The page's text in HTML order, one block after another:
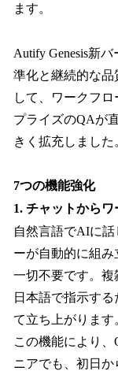
ます。
Autify Genesis新
準化と継続的な品
して、ワークフ
プライズのQAが
きく拡充しました
7つの機能強化
1. チャットから
自然言語でAIに
ーが自動的に組
一切不要です。複
日本語で指示す
て立ち上がります
この機能により
ニアでも、初日